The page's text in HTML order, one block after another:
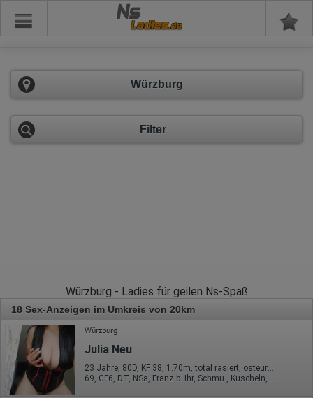
Ns
Würzburg
Filter
Würzburg - Ladies für geilen Ns-Spaß
18 Sex-Anzeigen im Umkreis von 20km
Würzburg
Julia Neu
23 Jahre, 80D, KF 38, 1.70m, total rasiert, osteuropäisch
69, GF6, DT, NSa, Franz b. Ihr, Schmu., Kuscheln, Körperküs.